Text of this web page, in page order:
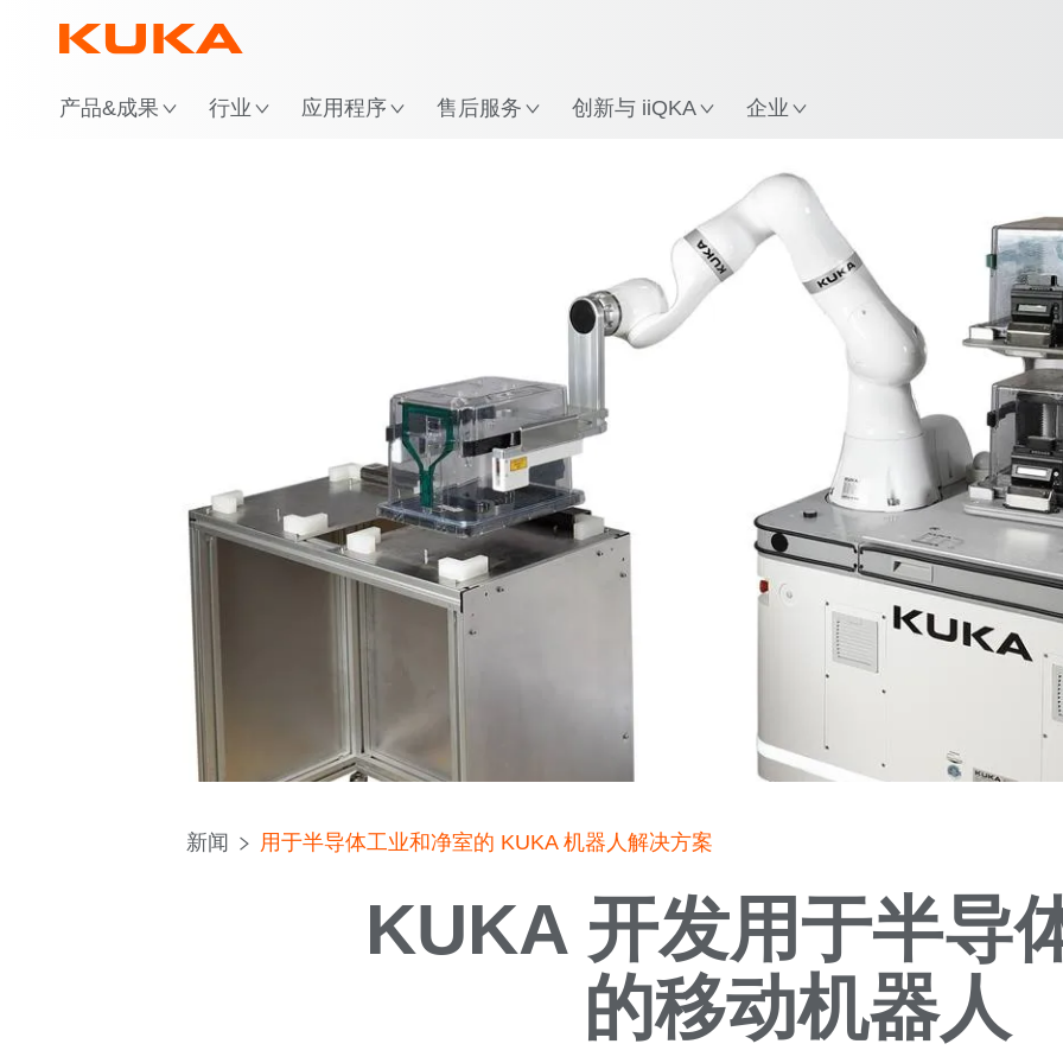
产品&成果 行业 应用程序 售后服务 创新与 iiQKA 企业
新闻 用于半导体工业和净室的 KUKA 机器人解决方案
KUKA 开发用于半导
的移动机器人